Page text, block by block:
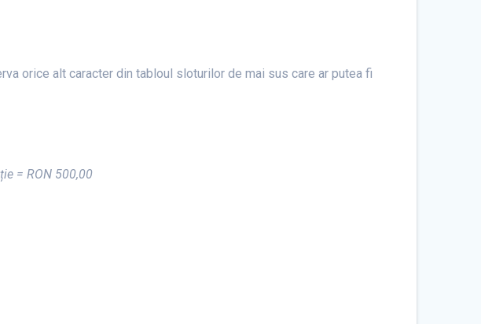
orice alt caracter din tabloul sloturilor de mai sus care ar putea fi
= RON 500,00